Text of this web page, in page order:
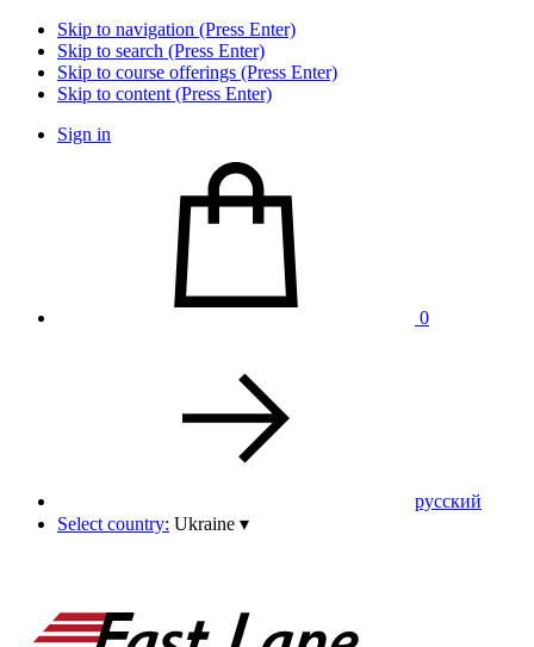
Skip to navigation (Press Enter)
Skip to search (Press Enter)
Skip to course offerings (Press Enter)
Skip to content (Press Enter)
Sign in
0
pусский
Select country: Ukraine ▾